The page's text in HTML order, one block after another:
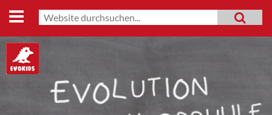
Start
Lehrmaterialien
Evo-Shop
MENU
Suchformular
Suche